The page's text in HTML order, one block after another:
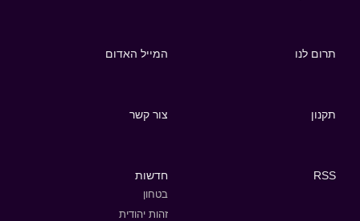
תרום לנו המייל האדום
תקנון צור קשר
RSS חדשות
בטחון
זהות יהודית